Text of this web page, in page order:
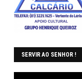
SERVIR AO SENHOR !